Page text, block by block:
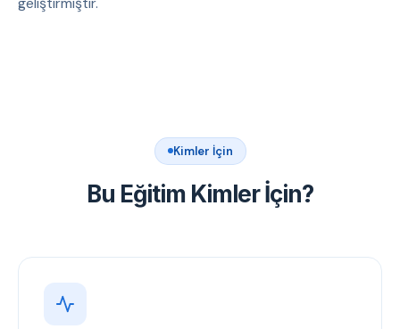
Kimler İçin
Bu Eğitim Kimler İçin?